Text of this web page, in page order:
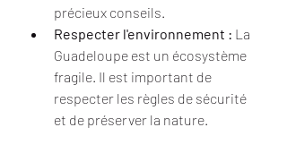
précieux conseils.
Respecter l'environnement : La
Guadeloupe est un écosystème
fragile. Il est important de
respecter les règles de sécurité
et de préserver la nature.